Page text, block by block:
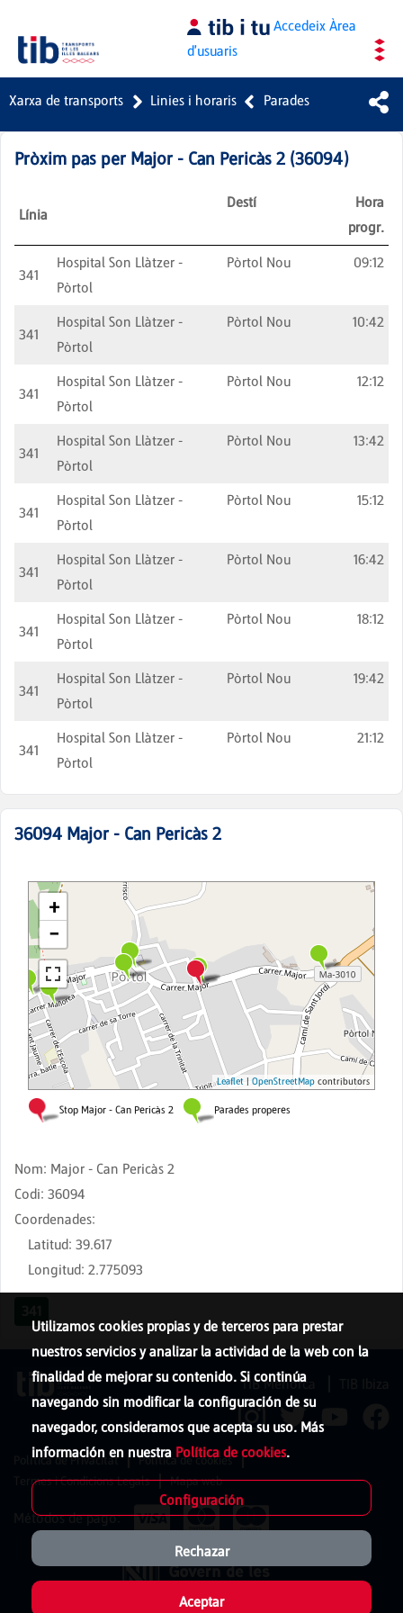
AccedeixÀrea
d'usuaris
Xarxa de transports Linies i horaris Parades
Pròxim pas per Major - Can Pericàs 2 (36094)
Línia
Destí
Hora
progr.
341
Hospital Son Llàtzer -
Pòrtol
Pòrtol Nou 09:12
341
Hospital Son Llàtzer -
Pòrtol
Pòrtol Nou 10:42
341
Hospital Son Llàtzer -
Pòrtol
Pòrtol Nou 12:12
341
Hospital Son Llàtzer -
Pòrtol
Pòrtol Nou 13:42
341
Hospital Son Llàtzer -
Pòrtol
Pòrtol Nou 15:12
341
Hospital Son Llàtzer -
Pòrtol
Pòrtol Nou 16:42
341
Hospital Son Llàtzer -
Pòrtol
Pòrtol Nou 18:12
341
Hospital Son Llàtzer -
Pòrtol
Pòrtol Nou 19:42
341
Hospital Son Llàtzer -
Pòrtol
Pòrtol Nou 21:12
36094 Major - Can Pericàs 2
Nom: Major - Can Pericàs 2
Codi: 36094
Coordenades:
Latitud: 39.617
Longitud: 2.775093
Utilizamos cookies propias y de terceros para prestar
nuestros servicios y analizar la actividad de la web con la
finalidad de mejorar su contenido. Si continúa
navegando sin modificar la configuración de su
navegador, consideramos que acepta su uso. Más
información en nuestra Política de cookies.
Configuración
Rechazar
Aceptar
TIB Menorca
Política de Privacitat
Política de cookies
Termes i Condicions Legals
Mapa web
Métodos de pago: